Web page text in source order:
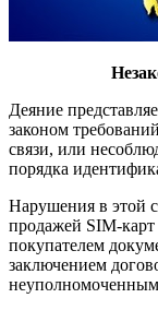
Деяние
за­коном
связи, или
порядка
Нарушения в этой
прода­жей SIM-карт
покупате­лем
заключением